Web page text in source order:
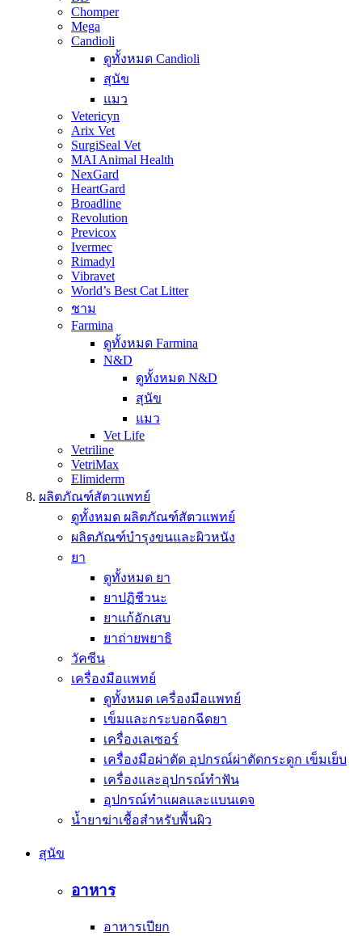
Chomper
Mega
Candioli
ดูทั้งหมด Candioli
สุนัข
แมว
Vetericyn
Arix Vet
SurgiSeal Vet
MAI Animal Health
NexGard
HeartGard
Broadline
Revolution
Previcox
Ivermec
Rimadyl
Vibravet
World’s Best Cat Litter
ชาม
Farmina
ดูทั้งหมด Farmina
N&D
ดูทั้งหมด N&D
สุนัข
แมว
Vet Life
Vetriline
VetriMax
Elimiderm
ผลิตภัณฑ์สัตวแพทย์
ดูทั้งหมด ผลิตภัณฑ์สัตวแพทย์
ผลิตภัณฑ์บำรุงขนและผิวหนัง
ยา
ดูทั้งหมด ยา
ยาปฏิชีวนะ
ยาแก้อักเสบ
ยาถ่ายพยาธิ
วัคซีน
เครื่องมือแพทย์
ดูทั้งหมด เครื่องมือแพทย์
เข็มและกระบอกฉีดยา
เครื่องเลเซอร์
เครื่องมือผ่าตัด อุปกรณ์ผ่าตัดกระดูก เข็มเย็บ
เครื่องและอุปกรณ์ทำฟัน
อุปกรณ์ทำแผลและแบนเดจ
น้ำยาฆ่าเชื้อสำหรับพื้นผิว
สุนัข
อาหาร
อาหารเปียก